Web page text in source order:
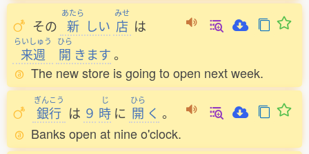
その
あたら
新 しい
みせ
店 は
らいしゅう
来週
ひら
開 きます。
The new store is going to open next week.
ぎんこう
銀行 は ９
じ
時 に
ひら
開 く 。
Banks open at nine o'clock.